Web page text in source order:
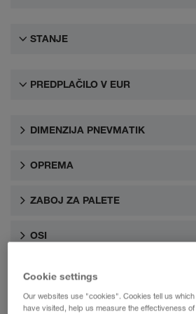
STANJE
PREDPLAČILO V EUR
DIMENZIJA PNEVMATIK
OPREMA
ZABOJ ZA PALETE
OSI
Cookie settings
Our websites use "cookies". Cookies tell us
have visited, help us measure the effectiveness